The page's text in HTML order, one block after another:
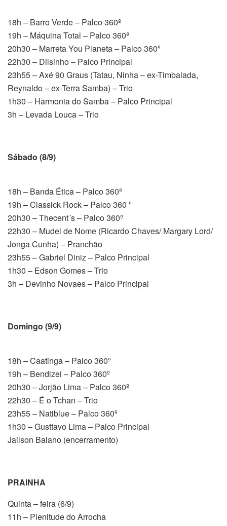
18h – Barro Verde – Palco 360º
19h – Máquina Total – Palco 360º
20h30 – Marreta You Planeta – Palco 360º
22h30 – Dilsinho – Palco Principal
23h55 – Axé 90 Graus (Tatau, Ninha – ex-Timbalada,
Reynaldo – ex-Terra Samba) – Trio
1h30 – Harmonia do Samba – Palco Principal
3h – Levada Louca – Trio
Sábado (8/9)
18h – Banda Ética – Palco 360º
19h – Classick Rock – Palco 360 º
20h30 – Thecent´s – Palco 360º
22h30 – Mudei de Nome (Ricardo Chaves/ Margary Lord/
Jonga Cunha) – Pranchão
23h55 – Gabriel Diniz – Palco Principal
1h30 – Edson Gomes – Trio
3h – Devinho Novaes – Palco Principal
Domingo (9/9)
18h – Caatinga – Palco 360º
19h – Bendizei – Palco 360º
20h30 – Jorjão Lima – Palco 360º
22h30 – É o Tchan – Trio
23h55 – Natiblue – Palco 360º
1h30 – Gusttavo Lima – Palco Principal
Jailson Baiano (encerramento)
PRAINHA
Quinta – feira (6/9)
11h – Plenitude do Arrocha